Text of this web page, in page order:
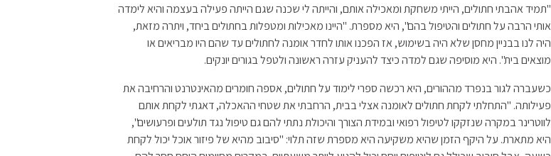
"תמיד אהבתי חתולים, הייתי משחקת ומאכילה אותם, והייתה לי שכנה שגם הייתה פעילה בעצמה והיא לימדה
אותי הרבה על חתולים והטיפול בהם", היא מספרת. "היינו מאכילות ומטפלות בחתולים ביחד, ויתרה מזאת,
היה לנו בבניין מחסן שלא היה בשימוש, אז הפכנו אותו לחדר אומנה לחתולים עד שהם היו מבריאים או
מוצאים בית". היא מוסיפה שגם למדה כיצד להעניק עזרה ראשונה ולטפל בגורים יונקים.
כשעברה לגור בנפרד מההורים, היא רכשה ספרי לימוד על חתולים, אספה חומרים מהאינטרנט והרחיבה את
פעילותה. "התחלתי לקחת חתולים לאומנה אצלי בבית, הרחבתי את שטחי ההאכלה, דאגתי לקחת אותם
לווטרינר במקרה שנזקקו לטיפול רפואי ובמידת הצורך והיכולת נתתי להם גם טיפול נגד תולעים ופרעושים",
היא מתארת. על היקף הזמן שהיא משקיעה היא מספרת שזה תלוי: "סיבוב מהיא של פיזור אוכל יכול לקחת